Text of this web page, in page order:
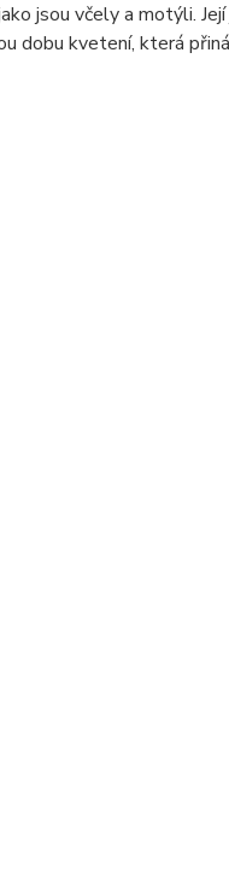
jsou včely a motýli.
dobu kvetení, která